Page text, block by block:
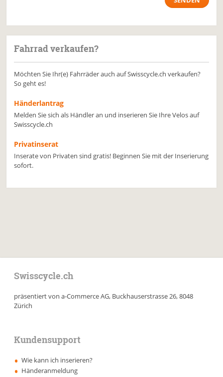
Fahrrad verkaufen?
Möchten Sie Ihr(e) Fahrräder auch auf Swisscycle.ch verkaufen?
So geht es!
Händerlantrag
Melden Sie sich als Händler an und inserieren Sie Ihre Velos auf
Swisscycle.ch
Privatinserat
Inserate von Privaten sind gratis! Beginnen Sie mit der Inserierung
sofort.
Swisscycle.ch
präsentiert von a-Commerce AG, Buckhauserstrasse 26, 8048
Zürich
Kundensupport
Wie kann ich inserieren?
Händeranmeldung